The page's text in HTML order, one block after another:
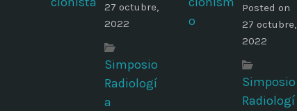
27 octubre,
2022
Simposio
Radiologí
a
Posted on
27 octubre,
2022
Simposio
Radiologí